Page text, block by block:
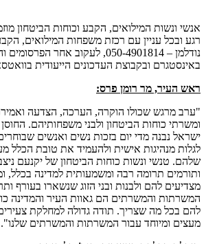
אנשי ונשות המילואים, הקבע וכוחות הביטחון
רגע ובכל עניין עם רכזת משפחות המילואים,
נודלמן – 050-4901814, לעקוב אחר
באינסטגרם ובקבוצת העדכונים הייעודית
ראש העיר, מר רומן פרס:
"ערב מרגש שכולו הוקרה, הערכה, הצדעה
ומשרתי כוחות הביטחון ולבני משפחותיהם.
ישראל נבנה מדי יום בזכות נשים ואנשים
לגלות מנהיגות אישית ולהעמיד את טובת הכלל
שלהם. טנשי ונשות כוחות הביטחון של יקנעם
מצדיעים להם ולבנות ובני הזוג שנשארו בעורף
המשרתות והמשרתים הם גאוות העיר והמדינה
להם בכל מה שצריך. תודה גדולה למחלקת
מעצים ומיוחד עבור המשרתות והמשרתים שלנו".